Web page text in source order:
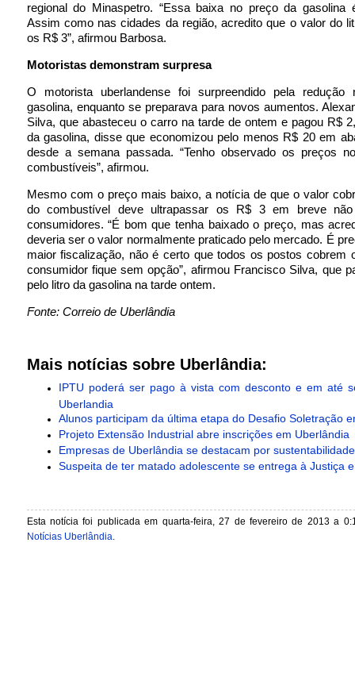
regional do Minaspetro. “Essa baixa no preço da gasolina
Assim como nas cidades da região, acredito que o valor do
os R$ 3”, afirmou Barbosa.
Motoristas demonstram surpresa
O motorista uberlandense foi surpreendido pela redução
gasolina, enquanto se preparava para novos aumentos.
Silva, que abasteceu o carro na tarde de ontem e pagou R$
da gasolina, disse que economizou pelo menos R$ 20 em
desde a semana passada. “Tenho observado os preços
combustíveis”, afirmou.
Mesmo com o preço mais baixo, a notícia de que o valor
do combustível deve ultrapassar os R$ 3 em breve
consumidores. “É bom que tenha baixado o preço, mas
deveria ser o valor normalmente praticado pelo mercado. É
maior fiscalização, não é certo que todos os postos cobrem
consumidor fique sem opção”, afirmou Francisco Silva, que
pelo litro da gasolina na tarde ontem.
Fonte: Correio de Uberlândia
Mais notícias sobre Uberlândia:
IPTU poderá ser pago à vista com desconto e em até
Uberlandia
Alunos participam da última etapa do Desafio Soletração
Projeto Extensão Industrial abre inscrições em Uberlândia
Empresas de Uberlândia se destacam por sustentabilidade
Suspeita de ter matado adolescente se entrega à Justiça
Esta notícia foi publicada em quarta-feira, 27 de fevereiro de 2013 a
Notícias Uberlândia.